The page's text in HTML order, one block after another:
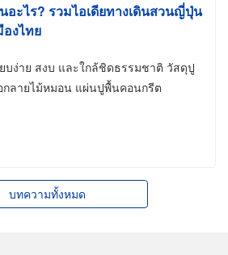
ะไร? รวมไอเดียทางเดินสวนญี่ปุ่น
งไทย
ง่าย สงบ และใกล้ชิดธรรมชาติ วัสดุปู
ลายไม้หมอน แผ่นปูพื้นคอนกรีต
บทความทั้งหมด